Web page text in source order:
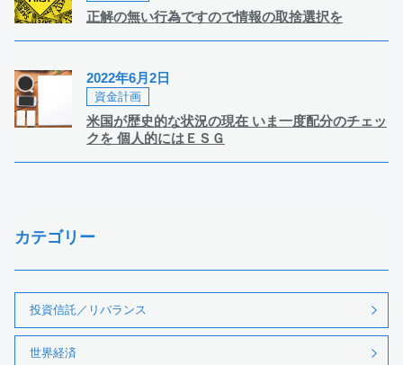
正解の無い行為ですので情報の取捨選択を
米国が歴史的な状況の現在 いま一度配分のチェッ
クを 個人的にはＥＳＧ
資金計画
2022年6月2日
カテゴリー
投資信託／リバランス
世界経済